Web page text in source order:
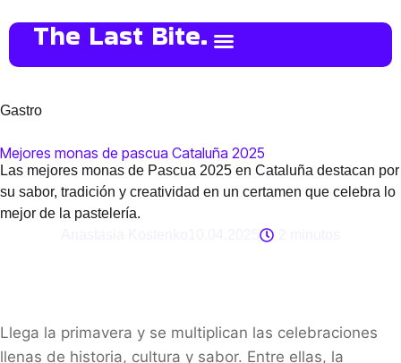
The Last Bite.
Gastro
Mejores monas de pascua Cataluña 2025
Las mejores monas de Pascua 2025 en Cataluña destacan por
su sabor, tradición y creatividad en un certamen que celebra lo
mejor de la pastelería.
Llega la primavera y se multiplican las celebraciones
llenas de historia, cultura y sabor. Entre ellas, la